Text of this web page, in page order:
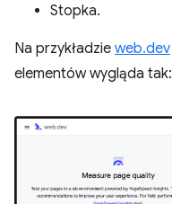
Stopka.
Na przykładzie web.dev
elementów wygląda tak: